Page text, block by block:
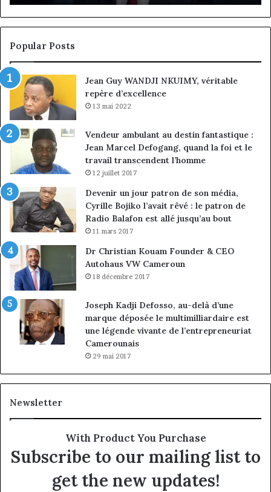
de
la
croissance
sous
à
la
Popular Posts
Jean Guy WANDJI NKUIMY, véritable
repère d’excellence
13 mai 2022
Vendeur ambulant au destin fantastique :
Jean Marcel Defogang, quand la foi et le
travail transcendent l’homme
12 juillet 2017
Devenir un jour patron de son média,
Cyrille Bojiko l’avait rêvé : le patron de
Radio Balafon est allé jusqu’au bout
11 mars 2017
Dr Christian Kouam Founder & CEO
Autohaus VW Cameroun
18 décembre 2017
Joseph Kadji Defosso, au-delà d’une
marque déposée le multimilliardaire est
une légende vivante de l’entrepreneuriat
Camerounais
29 mai 2017
Newsletter
With Product You Purchase
Subscribe to our mailing list to
get the new updates!